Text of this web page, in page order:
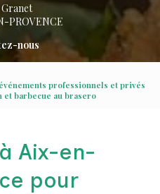
Granet
PROVENCE
nous
professionnels et privés
barbecue au brasero
Aix-en-
pour